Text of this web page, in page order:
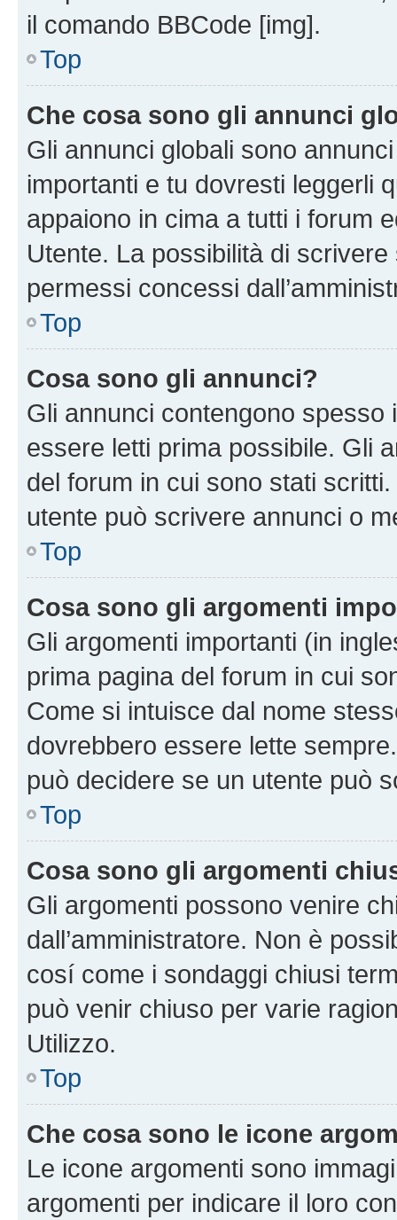
il comando BBCode [img].
Top
Che cosa sono gli annunci
Gli annunci globali sono
importanti e tu dovresti leggerli
appaiono in cima a tutti i forum
Utente. La possibilità di
permessi concessi
Top
Cosa sono gli annunci?
Gli annunci contengono
essere letti prima possibile. Gli
del forum in cui sono stati
utente può scrivere annunci o
Top
Cosa sono gli argomenti
Gli argomenti importanti (in
prima pagina del forum in cui
Come si intuisce dal nome
dovrebbero essere lette
può decidere se un utente può
Top
Cosa sono gli argomenti
Gli argomenti possono venire
dall’amministratore. Non è
cosí come i sondaggi chiusi
può venir chiuso per varie
Utilizzo.
Top
Che cosa sono le icone
Le icone argomenti sono
argomenti per indicare il loro